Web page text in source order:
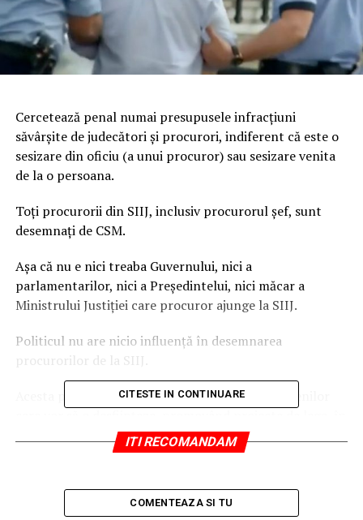
Cercetează penal numai presupusele infracțiuni
săvârșite de judecători și procurori, indiferent că este o
sesizare din oficiu (a unui procuror) sau sesizare venita
de la o persoana.
Toți procurorii din SIIJ, inclusiv procurorul șef, sunt
desemnați de CSM.
Așa că nu e nici treaba Guvernului, nici a
parlamentarilor, nici a Președintelui, nici măcar a
Ministrului Justiției care procuror ajunge la SIIJ.
Politicul nu are nicio influență în desemnarea
procurorilor de la SIIJ.
Acesta pare sa fie si motivul de jelanie al politicienilor
mod repetat, în acest sens și trăgând sfori pe la
SIIJ -ul face numai urmărirea penală, adică face
cercetarea în urmărirea penală ca să strângă probe și în
CITESTE IN CONTINUARE
ITI RECOMANDAM
COMENTEAZA SI TU